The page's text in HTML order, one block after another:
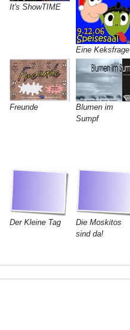
It's ShowTIME
Eine Keksfrage
Freunde
Blumen im
Sumpf
Der Kleine Tag
Die Moskitos
sind da!